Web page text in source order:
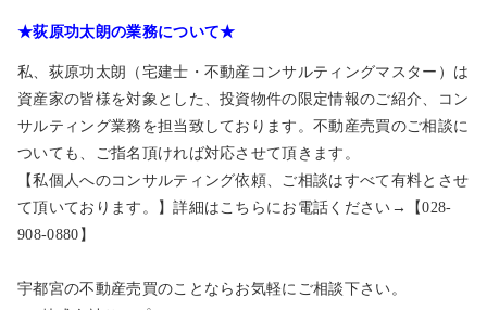
★荻原功太朗の業務について★
私、荻原功太朗（宅建士・不動産コンサルティングマスター）は
資産家の皆様を対象とした、投資物件の限定情報のご紹介、コン
サルティング業務を担当致しております。不動産売買のご相談に
ついても、ご指名頂ければ対応させて頂きます。
【私個人へのコンサルティング依頼、ご相談はすべて有料とさせ
て頂いております。】詳細はこちらにお電話ください→【028-
908-0880】
宇都宮の不動産売買のことならお気軽にご相談下さい。